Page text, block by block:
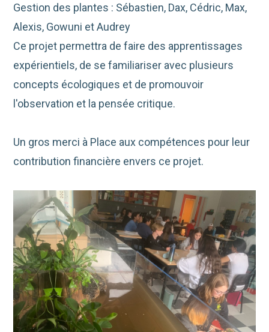
Gestion des plantes : Sébastien, Dax, Cédric, Max,
Alexis, Gowuni et Audrey
Ce projet permettra de faire des apprentissages
expérientiels, de se familiariser avec plusieurs
concepts écologiques et de promouvoir
l'observation et la pensée critique.
Un gros merci à Place aux compétences pour leur
contribution financière envers ce projet.